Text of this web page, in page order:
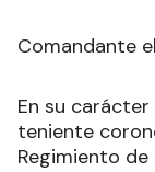
Comandante
En su
teniente
Regimiento